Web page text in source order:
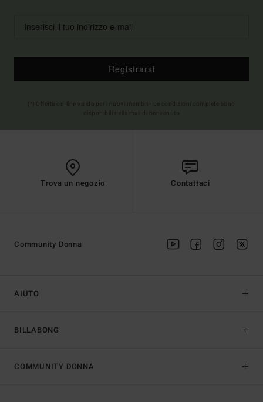
Registrarsi
Trova un negozio Contattaci
AIUTO
BILLABONG
Community Donna
COMMUNITY DONNA